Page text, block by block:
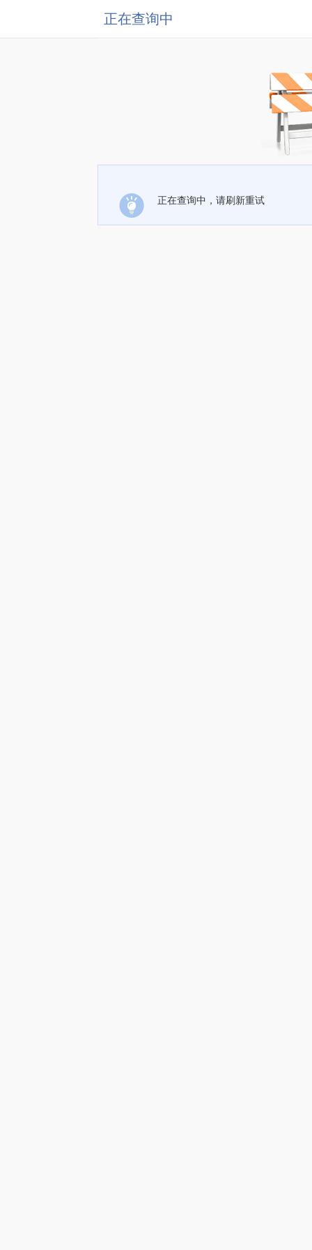
正在查询中
正在查询中，请刷新重试